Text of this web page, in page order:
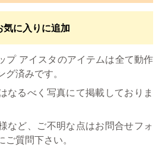
気に入りに追加
プ アイスタのアイテムは全て動作
グ済みです。
なるべく写真にて掲載しておりま
など、ご不明な点はお問合せフォ
ご質問下さい。